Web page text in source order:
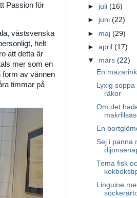
Passion för
västsvenska
helt
att detta är
mer som en
av vännen
timmar på
► juli(16)
► juni(22)
► maj(29)
►april(17)
▼ mars(22)
En
Lyxig
räkor
Om det
En
Sej i panna
Tema fisk
Linguine